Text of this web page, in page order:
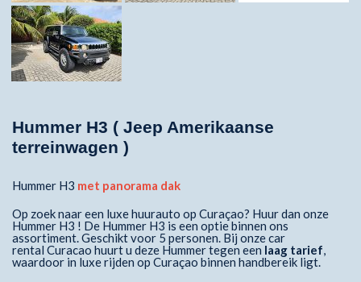
Hummer H3 ( Jeep Amerikaanse
terreinwagen )
Hummer H3 met panorama dak
Op zoek naar een luxe huurauto op Curaçao? Huur dan onze
Hummer H3 ! De Hummer H3 is een optie binnen ons
assortiment. Geschikt voor 5 personen. Bij onze car
rental Curacao huurt u deze Hummer tegen een laag tarief,
waardoor in luxe rijden op Curaçao binnen handbereik ligt.